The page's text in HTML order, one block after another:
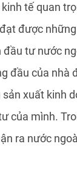
tế quan
được
tư nước
đầu của nhà
xuất kinh
của mình.
ra nước